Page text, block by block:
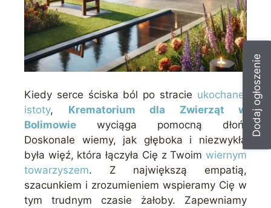
Dodaj ogłoszenie
Kiedy serce ściska ból po stracie ukochanej
istoty, Krematorium dla Zwierząt w
Bolimowie wyciąga pomocną dłoń.
Doskonale wiemy, jak głęboka i niezwykła
była więź, która łączyła Cię z Twoim wiernym
towarzyszem. Z największą empatią,
szacunkiem i zrozumieniem wspieramy Cię w
tym trudnym czasie żałoby. Zapewniamy